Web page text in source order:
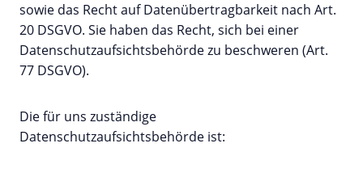
sowie das Recht auf Datenübertragbarkeit nach Art.
20 DSGVO. Sie haben das Recht, sich bei einer
Datenschutzaufsichtsbehörde zu beschweren (Art.
77 DSGVO).
Die für uns zuständige
Datenschutzaufsichtsbehörde ist: